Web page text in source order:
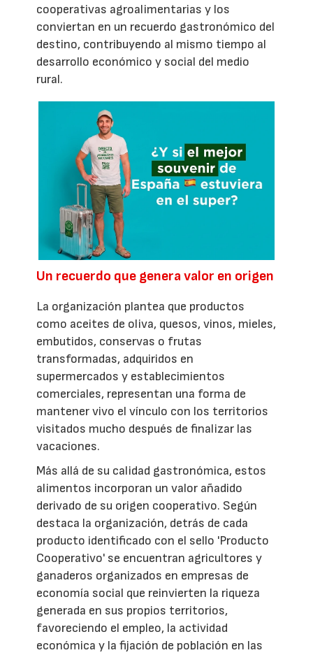
cooperativas agroalimentarias y los
conviertan en un recuerdo gastronómico del
destino, contribuyendo al mismo tiempo al
desarrollo económico y social del medio
rural.
Un recuerdo que genera valor en origen
La organización plantea que productos
como aceites de oliva, quesos, vinos, mieles,
embutidos, conservas o frutas
transformadas, adquiridos en
supermercados y establecimientos
comerciales, representan una forma de
mantener vivo el vínculo con los territorios
visitados mucho después de finalizar las
vacaciones.
Más allá de su calidad gastronómica, estos
alimentos incorporan un valor añadido
derivado de su origen cooperativo. Según
destaca la organización, detrás de cada
producto identificado con el sello 'Producto
Cooperativo' se encuentran agricultores y
ganaderos organizados en empresas de
economía social que reinvierten la riqueza
generada en sus propios territorios,
favoreciendo el empleo, la actividad
económica y la fijación de población en las